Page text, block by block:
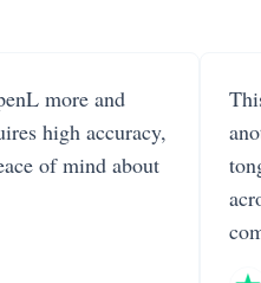
more and
high accuracy,
of mind about